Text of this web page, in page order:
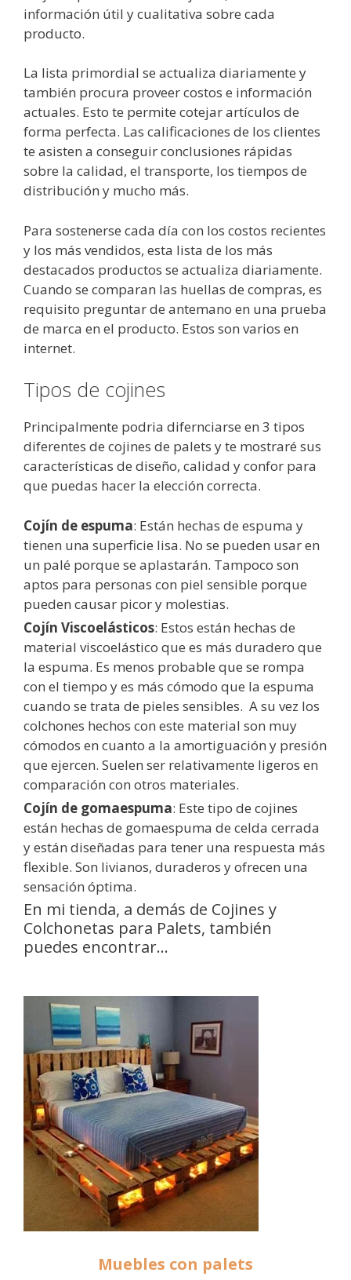
información útil y cualitativa sobre cada
producto.
La lista primordial se actualiza diariamente y
también procura proveer costos e información
actuales. Esto te permite cotejar artículos de
forma perfecta. Las calificaciones de los clientes
te asisten a conseguir conclusiones rápidas
sobre la calidad, el transporte, los tiempos de
distribución y mucho más.
Para sostenerse cada día con los costos recientes
y los más vendidos, esta lista de los más
destacados productos se actualiza diariamente.
Cuando se comparan las huellas de compras, es
requisito preguntar de antemano en una prueba
de marca en el producto. Estos son varios en
internet.
Tipos de cojines
Principalmente podria difernciarse en 3 tipos
diferentes de cojines de palets y te mostraré sus
características de diseño, calidad y confor para
que puedas hacer la elección correcta.
Cojín de espuma: Están hechas de espuma y
tienen una superficie lisa. No se pueden usar en
un palé porque se aplastarán. Tampoco son
aptos para personas con piel sensible porque
pueden causar picor y molestias.
Cojín Viscoelásticos: Estos están hechas de
material viscoelástico que es más duradero que
la espuma. Es menos probable que se rompa
con el tiempo y es más cómodo que la espuma
cuando se trata de pieles sensibles. A su vez los
colchones hechos con este material son muy
cómodos en cuanto a la amortiguación y presión
que ejercen. Suelen ser relativamente ligeros en
comparación con otros materiales.
Cojín de gomaespuma: Este tipo de cojines
están hechas de gomaespuma de celda cerrada
y están diseñadas para tener una respuesta más
flexible. Son livianos, duraderos y ofrecen una
sensación óptima.
En mi tienda, a demás de Cojines y
Colchonetas para Palets, también
puedes encontrar...
Muebles con palets